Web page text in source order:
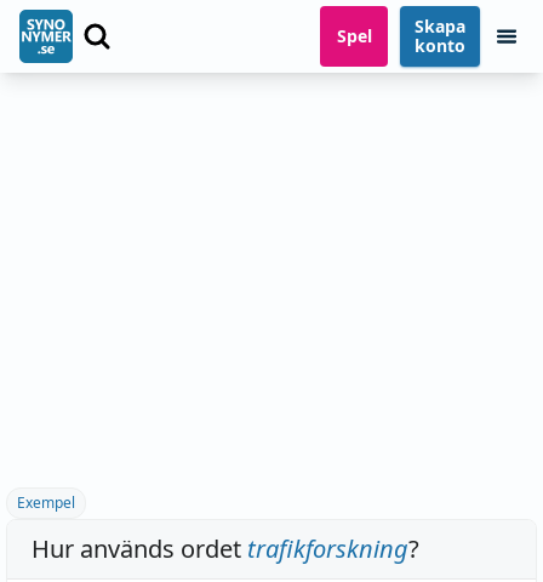
Spel
Skapa
konto
Exempel
Hur används ordet trafikforskning?